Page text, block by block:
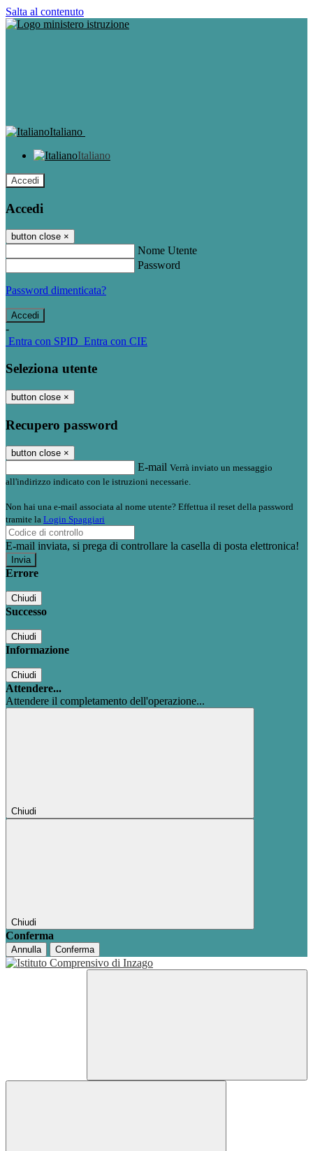
Salta al contenuto
Italiano
Italiano
Accedi
Accedi
button close ×
Nome Utente
Password
Password dimenticata?
-
Entra con SPID Entra con CIE
Seleziona utente
button close ×
Recupero password
button close ×
E-mail Verrà inviato un messaggio
all'indirizzo indicato con le istruzioni necessarie.
Non hai una e-mail associata al nome utente? Effettua il reset della password
tramite la Login Spaggiari
E-mail inviata, si prega di controllare la casella di posta elettronica!
Errore
Chiudi
Successo
Chiudi
Informazione
Chiudi
Attendere...
Attendere il completamento dell'operazione...
Chiudi
Chiudi
Conferma
Annulla Conferma